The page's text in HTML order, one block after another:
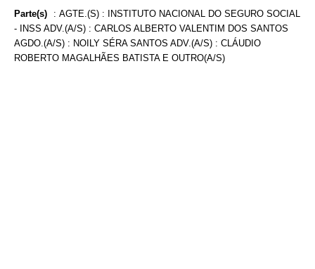
Parte(s) : AGTE.(S) : INSTITUTO NACIONAL DO SEGURO SOCIAL
- INSS ADV.(A/S) : CARLOS ALBERTO VALENTIM DOS SANTOS
AGDO.(A/S) : NOILY SÉRA SANTOS ADV.(A/S) : CLÁUDIO
ROBERTO MAGALHÃES BATISTA E OUTRO(A/S)